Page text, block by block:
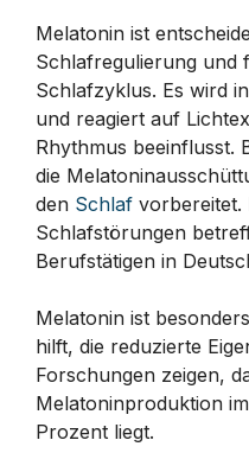
Melatonin ist
Schlafregulierung und
Schlafzyklus. Es wird
und reagiert auf
Rhythmus beeinflusst.
die
den Schlaf vorbereitet.
Schlafstörungen
Berufstätigen in
Melatonin ist
hilft, die reduzierte
Forschungen zeigen,
Melatoninproduktion
Prozent liegt.